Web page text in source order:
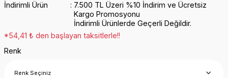
İndirimli Ürün
7.500 TL Üzeri %10 İndirim ve Ücretsiz
Kargo Promosyonu
İndirimli Ürünlerde Geçerli Değildir.
*54,41 ₺ den başlayan taksitlerle!!
Renk